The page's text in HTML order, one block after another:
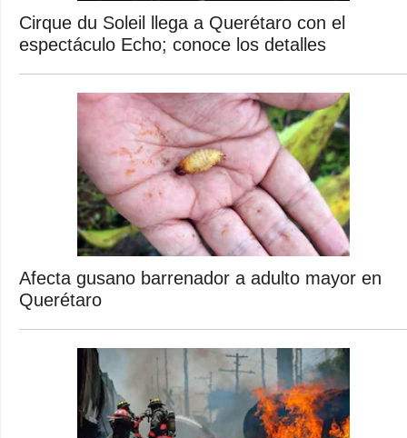
Cirque du Soleil llega a Querétaro con el
espectáculo Echo; conoce los detalles
Afecta gusano barrenador a adulto mayor en
Querétaro